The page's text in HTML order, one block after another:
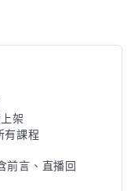
架
有課程
前言、直播回